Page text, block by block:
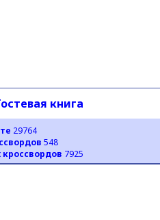
29764
548
кроссвордов 7925
книга